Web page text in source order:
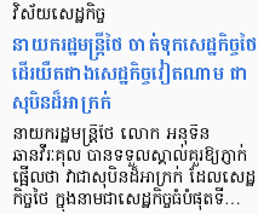
វិស័យសេដ្ឋកិច្ច
នាយករដ្ឋមន្ត្រីថៃ ចាត់ទុកសេដ្ឋកិច្ចថៃ
ដើរយឺតជាងសេដ្ឋកិច្ចវៀតណាម ជា
សុបិនដ៏អាក្រក់
នាយករដ្ឋមន្ត្រីថៃ លោក អនុទីន
ឆានវីរៈគុល បានទទួលស្គាល់គួរឱ្យភ្ញាក់
ផ្អើលថា វាជាសុបិនដ៏អាក្រក់ ដែលសេដ្ឋ
កិច្ចថៃ ក្នុងនាមជាសេដ្ឋកិច្ចធំបំផុតទី…